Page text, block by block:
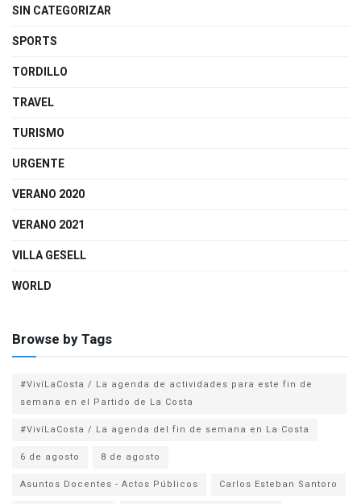
SIN CATEGORIZAR
SPORTS
TORDILLO
TRAVEL
TURISMO
URGENTE
VERANO 2020
VERANO 2021
VILLA GESELL
WORLD
Browse by Tags
#VivíLaCosta / La agenda de actividades para este fin de
semana en el Partido de La Costa
#VivíLaCosta / La agenda del fin de semana en La Costa
6 de agosto
8 de agosto
Asuntos Docentes - Actos Públicos
Carlos Esteban Santoro